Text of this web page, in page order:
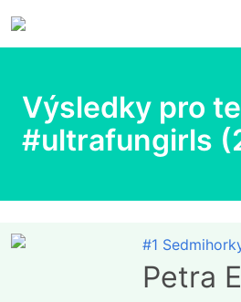
Výsledky pro
#ultrafungirls
#1
Petra